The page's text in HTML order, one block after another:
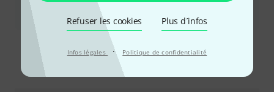
Refuser les cookies Plus d´infos
Infos légales · Politique de confidentialité
Des inquiétudes subsistent quant à la durabilité de certains
composants au fil du temps.
Ce résumé est-il utile ?
Marquer ce résumé comme utile
Marquer ce résumé comme